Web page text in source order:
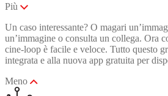
Più
Un caso interessante? O magari
un’immagine o consulta un collega. Ora
cine-loop è facile e veloce. Tutto questo
integrata e alla nuova app gratuita per
Meno